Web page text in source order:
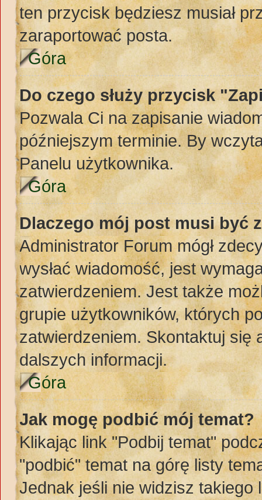
ten przycisk będziesz musiał
zaraportować posta.
Góra
Do czego służy przycisk
Pozwala Ci na zapisanie
późniejszym terminie. By
Panelu użytkownika.
Góra
Dlaczego mój post musi być
Administrator Forum mógł
wysłać wiadomość, jest
zatwierdzeniem. Jest także
grupie użytkowników, których
zatwierdzeniem. Skontaktuj się
dalszych informacji.
Góra
Jak mogę podbić mój temat?
Klikając link "Podbij temat"
"podbić" temat na górę listy
Jednak jeśli nie widzisz takiego